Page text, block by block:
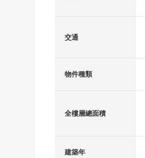
交通
物件種類
全樓層總面積
建築年